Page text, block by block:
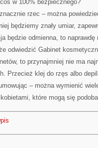
w 100% bezpiecznego?
rzec – można
będziemy znały umiar,
będzie odmienna, to
odwiedzić Gabinet
to przynajmniej nie ma
Przecież klej do rzęs albo
– można wymienić
które mogą się